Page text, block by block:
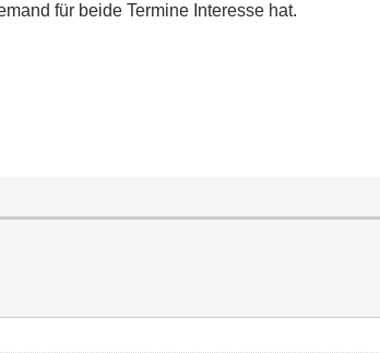
für beide Termine Interesse hat.